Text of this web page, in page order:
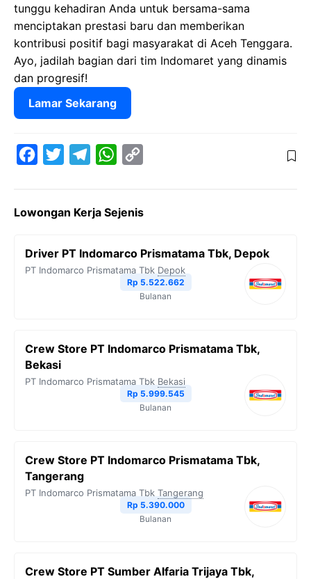
tunggu kehadiran Anda untuk bersama-sama
menciptakan prestasi baru dan memberikan
kontribusi positif bagi masyarakat di Aceh Tenggara.
Ayo, jadilah bagian dari tim Indomaret yang dinamis
dan progresif!
Lamar Sekarang
e
o
t
e
e
r
W
t
A
y
i
n
k
Lowongan Kerja Sejenis
Driver PT Indomarco Prismatama Tbk, Depok
PT Indomarco Prismatama Tbk Depok
Rp 5.522.662
Bulanan
Crew Store PT Indomarco Prismatama Tbk,
Bekasi
PT Indomarco Prismatama Tbk Bekasi
Rp 5.999.545
Bulanan
Crew Store PT Indomarco Prismatama Tbk,
Tangerang
PT Indomarco Prismatama Tbk Tangerang
Rp 5.390.000
Bulanan
Crew Store PT Sumber Alfaria Trijaya Tbk,